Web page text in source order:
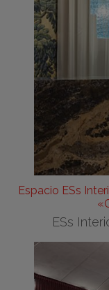
Espacio ESs
ESs